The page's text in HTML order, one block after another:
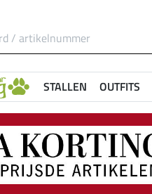
STALLEN OUTFITS